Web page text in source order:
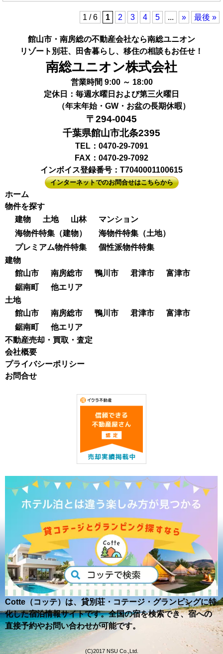
1 / 6 1 2 3 4 5 ... » 最後 »
館山市・南房総の不動産会社なら南総ユニオン
リゾート別荘、田舎暮らし、移住の相談もお任せ！
南総ユニオン株式会社
営業時間 9:00 ～ 18:00
定休日：毎週水曜日および第三火曜日
（年末年始・GW・お盆の長期休暇）
〒294-0045
千葉県館山市北条2395
TEL：0470-29-7091
FAX：0470-29-7092
インボイス登録番号：T7040001100615
インターネットでのお問合せはこちらから
ホーム
物件を探す
建物
土地 山林
マンション
海物件特集（建物）
海物件特集（土地）
プレミアム物件特集
個性派物件特集
建物
館山市
南房総市 鴨川市 君津市
富津市
鋸南町
他エリア
土地
館山市
南房総市 鴨川市 君津市
富津市
鋸南町
他エリア
不動産売却・買取・査定
会社概要
プライバシーポリシー
お問合せ
Cotte（コッテ）は、貸別荘・コテージ・グランピングに特
化した宿泊情報サイトです。全国の宿を検索でき、宿への
直接予約やお問い合わせが可能です。
(C)2017 NSU Co.,Ltd.